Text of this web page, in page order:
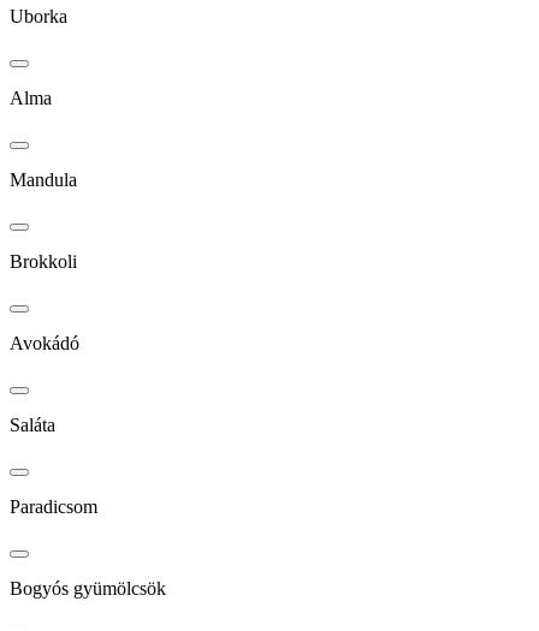
Uborka
Alma
Mandula
Brokkoli
Avokádó
Saláta
Paradicsom
Bogyós gyümölcsök